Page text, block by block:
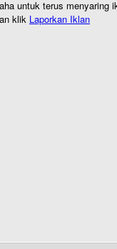
untuk terus
klik Laporkan Iklan